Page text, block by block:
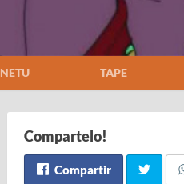
NETU TAPE
Compartelo!
Compartir